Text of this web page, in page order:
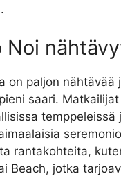
Noi
on paljon nähtävää
saari.
temppeleissä
rantakohteita,
Beach, jotka